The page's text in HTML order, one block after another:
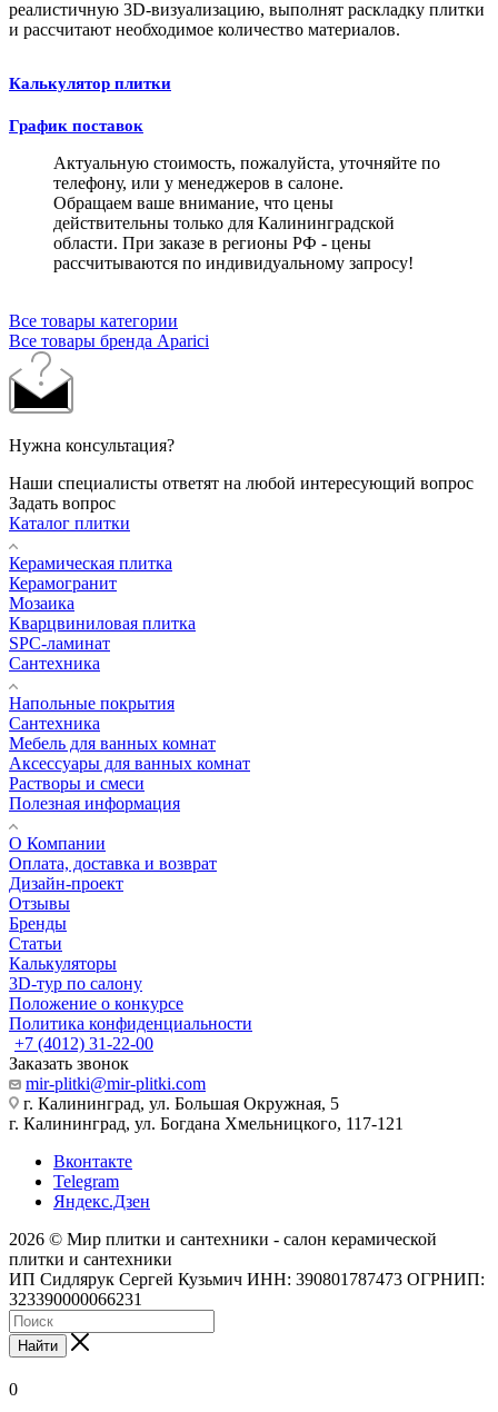
реалистичную 3D-визуализацию, выполнят раскладку плитки
и рассчитают необходимое количество материалов.
Калькулятор плитки
График поставок
Актуальную стоимость, пожалуйста, уточняйте по
телефону, или у менеджеров в салоне.
Обращаем ваше внимание, что цены
действительны только для Калининградской
области. При заказе в регионы РФ - цены
рассчитываются по индивидуальному запросу!
Все товары категории
Все товары бренда Aparici
Нужна консультация?
Наши специалисты ответят на любой интересующий вопрос
Задать вопрос
Каталог плитки
Керамическая плитка
Керамогранит
Мозаика
Кварцвиниловая плитка
SPC-ламинат
Сантехника
Напольные покрытия
Сантехника
Мебель для ванных комнат
Аксессуары для ванных комнат
Растворы и смеси
Полезная информация
О Компании
Оплата, доставка и возврат
Дизайн-проект
Отзывы
Бренды
Статьи
Калькуляторы
3D-тур по салону
Положение о конкурсе
Политика конфиденциальности
+7 (4012) 31-22-00
Заказать звонок
mir-plitki@mir-plitki.com
г. Калининград, ул. Большая Окружная, 5
г. Калининград, ул. Богдана Хмельницкого, 117-121
Вконтакте
Telegram
Яндекс.Дзен
2026 © Мир плитки и сантехники - салон керамической
плитки и сантехники
ИП Сидлярук Сергей Кузьмич ИНН: 390801787473 ОГРНИП:
323390000066231
Найти
0